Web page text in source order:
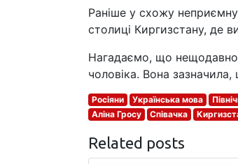
Раніше у схожу
столиці Киргизстану, де
Нагадаємо, що нещодавно
чоловіка. Вона
Росіяни Українська мова
Аліна Гросу
Співачка
Related posts